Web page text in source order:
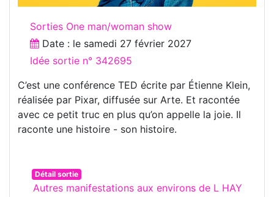
Sorties One man/woman show
Date : le samedi 27 février 2027
Idée sortie n° 342695
C’est une conférence TED écrite par Étienne Klein,
réalisée par Pixar, diffusée sur Arte. Et racontée
avec ce petit truc en plus qu’on appelle la joie. Il
raconte une histoire - son histoire.
Détail sortie
Autres manifestations aux environs de L HAY